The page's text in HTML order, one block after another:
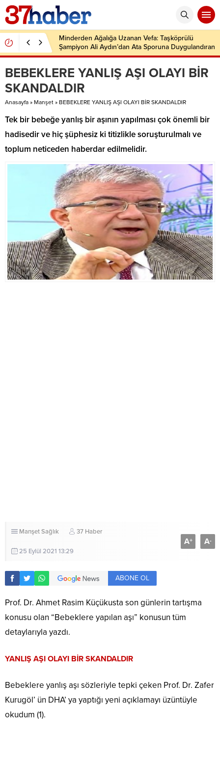
Minderden Ağalığa Uzanan Vefa: Taşköprülü
Şampiyon Ali Aydın’dan Ata Sporuna Duygulandıran
Dönüş
BEBEKLERE YANLIŞ AŞI OLAYI BİR
SKANDALDIR
Anasayfa » Manşet » BEBEKLERE YANLIŞ AŞI OLAYI BİR SKANDALDIR
Tek bir bebeğe yanlış bir aşının yapılması çok önemli bir
hadisedir ve hiç şüphesiz ki titizlikle soruşturulmalı ve
toplum neticeden haberdar edilmelidir.
ManşetSağlık 37 Haber
25 Eylül 2021 13:29
A+ A-
ABONE OL
Prof. Dr. Ahmet Rasim Küçükusta son günlerin tartışma
konusu olan “Bebeklere yapılan aşı” konusun tüm
detaylarıyla yazdı.
YANLIŞ AŞI OLAYI BİR SKANDALDIR
Bebeklere yanlış aşı sözleriyle tepki çeken Prof. Dr. Zafer
Kurugöl’ ün DHA’ ya yaptığı yeni açıklamayı üzüntüyle
okudum (1).